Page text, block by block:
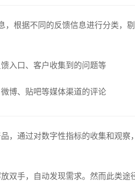
，根据不同的反馈信息进行分类，
入口、客户收集到的问题等
博、贴吧等媒体渠道的评论
，通过对数字性指标的收集和观察
双手，自动发现需求。然而此类途